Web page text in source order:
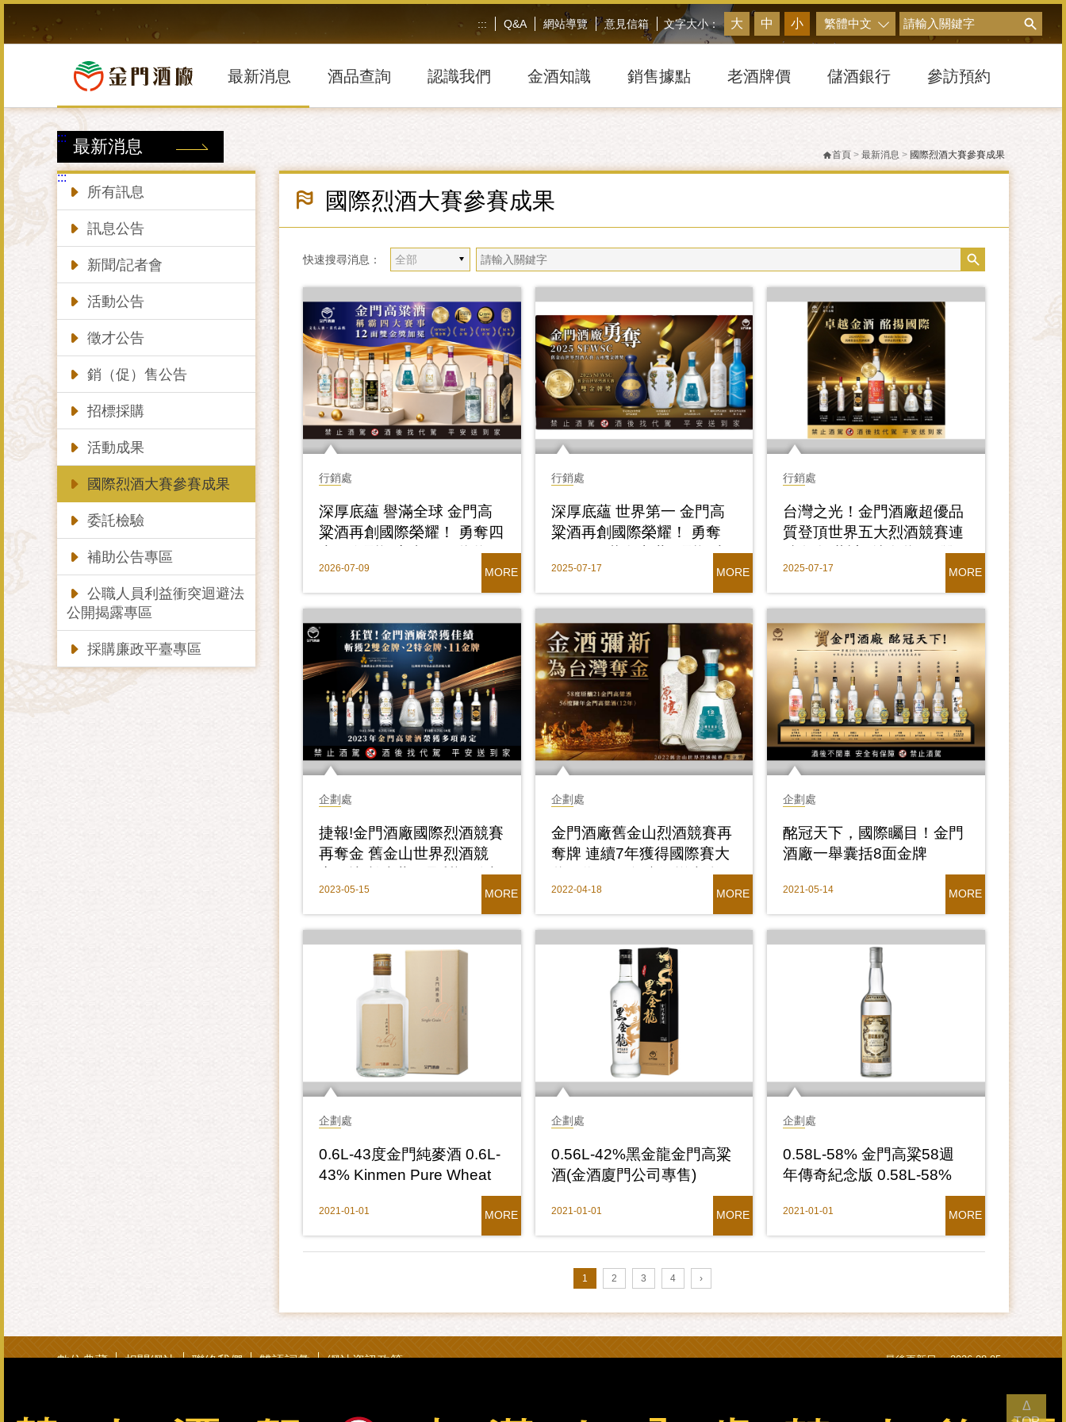
Δ
到
塊
搜尋
繁體中文
文字大小： 大 中 小
::: Q&A 網站導覽 意見信箱
最新消息 酒品查詢 認識我們 金酒知識 銷售據點 老酒牌價 儲酒銀行 參訪預約
:::
:::
最新消息
所有訊息
訊息公告
新聞/記者會
活動公告
徵才公告
銷（促）售公告
招標採購
活動成果
國際烈酒大賽參賽成果
委託檢驗
補助公告專區
公職人員利益衝突迴避法
公開揭露專區
採購廉政平臺專區
首頁 > 最新消息 > 國際烈酒大賽參賽成果
國際烈酒大賽參賽成果
快速搜尋消息：
行銷處
深厚底蘊 譽滿全球 金門高
粱酒再創國際榮耀！ 勇奪四
大國際烈酒賽事57面獎牌
台灣之光閃耀全球
2026-07-09 MORE
行銷處
深厚底蘊 世界第一 金門高
粱酒再創國際榮耀！ 勇奪
SFWSC舊金山世界烈酒大
賽雙金獎5座、金獎14座
2025-07-17 MORE
行銷處
台灣之光！金門酒廠超優品
質登頂世界五大烈酒競賽連
續奪金 共計1特金獎、1雙
金牌、15金牌，榮獲世界級
肯定，閃耀金實力！
2025-07-17 MORE
企劃處
捷報!金門酒廠國際烈酒競賽
再奪金 舊金山世界烈酒競
賽、比利時世界品質評鑑大
賞 連續8年奪金!世界級肯定
2023-05-15 MORE
企劃處
金門酒廠舊金山烈酒競賽再
奪牌 連續7年獲得國際賽大
獎，為70周年慶添增光彩
2022-04-18 MORE
企劃處
酩冠天下，國際矚目！金門
酒廠一舉囊括8面金牌
2021-05-14 MORE
企劃處
0.6L-43度金門純麥酒 0.6L-
43% Kinmen Pure Wheat
2021-01-01 MORE
企劃處
0.56L-42%黑金龍金門高粱
酒(金酒廈門公司專售)
0.56L-42%Black Dragon
Kinmen Kaoliang Liquor
2021-01-01 MORE
企劃處
0.58L-58% 金門高粱58週
年傳奇紀念版 0.58L-58%
Kinmen Kaoliang Liquor
58th Anniversary
Legendary Edition
2021-01-01 MORE
1 2 3 4 ›
數位典藏 相關網站 聯絡我們 雙語詞彙 網站資訊政策 最後更新日： 2026-08-05